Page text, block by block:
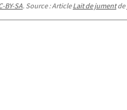
BY-SA. Source : ArticleLait de jumentde